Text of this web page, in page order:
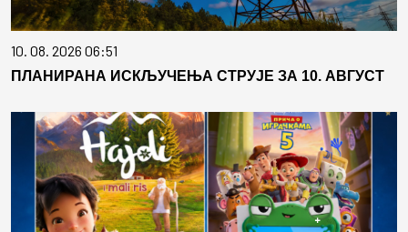
10. 08. 2026 06:51
ПЛАНИРАНА ИСКЉУЧЕЊА СТРУЈЕ ЗА 10. АВГУСТ